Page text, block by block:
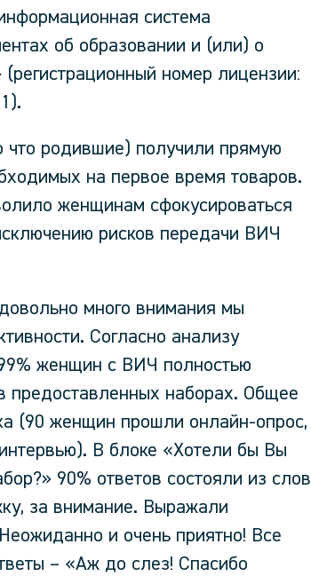
система
об образовании и (или) о
номер лицензии:
родившие) получили прямую
на первое время товаров.
женщинам сфокусироваться
рисков передачи ВИЧ
много внимания мы
Согласно анализу
женщин с ВИЧ полностью
предоставленных наборах. Общее
(90 женщин прошли онлайн-опрос,
В блоке «Хотели бы Вы
90% ответов состояли из слов
за внимание. Выражали
и очень приятно! Все
– «Аж до слез! Спасибо